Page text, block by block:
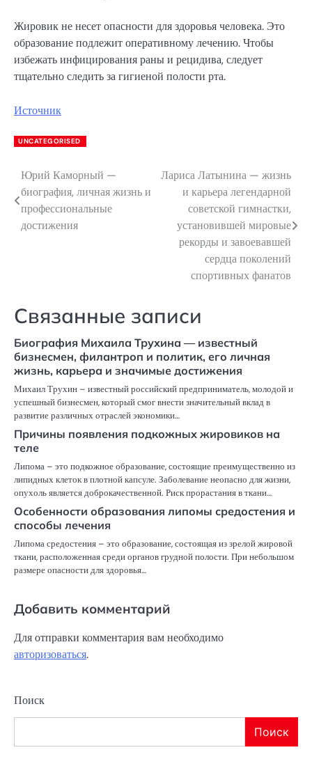
Жировик не несет опасности для здоровья человека. Это
образование подлежит оперативному лечению. Чтобы
избежать инфицирования раны и рецидива, следует
тщательно следить за гигиеной полости рта.
Источник
UNCATEGORISED
Навигация
по
записям
Юрий Каморный —
биография, личная жизнь и
профессиональные
достижения
Лариса Латынина — жизнь
и карьера легендарной
советской гимнастки,
установившей мировые
рекорды и завоевавшей
сердца поколений
спортивных фанатов
Связанные записи
Биография Михаила Трухина — известный
бизнесмен, филантроп и политик, его личная
жизнь, карьера и значимые достижения
Михаил Трухин – известный российский предприниматель, молодой и
успешный бизнесмен, который смог внести значительный вклад в
развитие различных отраслей экономики…
Причины появления подкожных жировиков на
теле
Липома – это подкожное образование, состоящие преимущественно из
липидных клеток в плотной капсуле. Заболевание неопасно для жизни,
опухоль является доброкачественной. Риск прорастания в ткани…
Особенности образования липомы средостения и
способы лечения
Липома средостения – это образование, состоящая из зрелой жировой
ткани, расположенная среди органов грудной полости. При небольшом
размере опасности для здоровья…
Добавить комментарий
Для отправки комментария вам необходимо
авторизоваться.
Поиск
Поиск